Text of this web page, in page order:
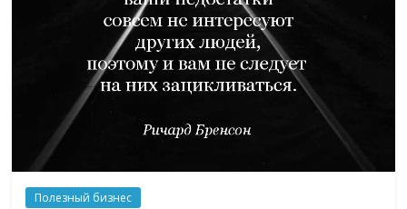
Полезный бизнес